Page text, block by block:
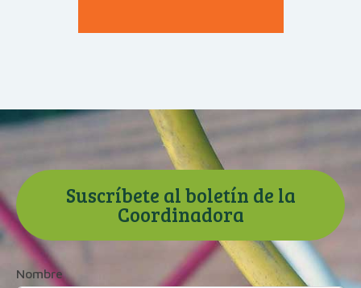
Suscríbete al boletín de la
Coordinadora
Nombre